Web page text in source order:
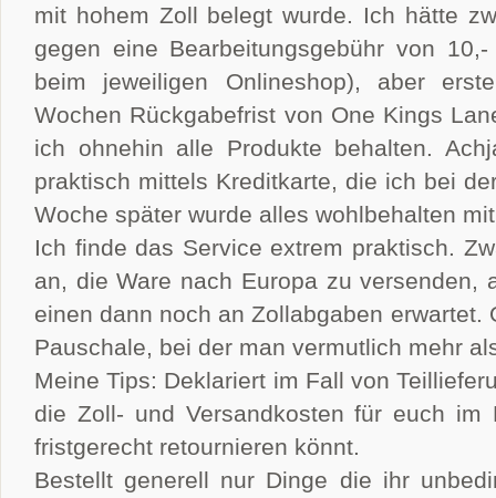
mit hohem Zoll belegt wurde. Ich hätte
gegen eine Bearbeitungsgebühr von
beim jeweiligen Onlineshop), aber
Wochen Rückgabefrist von One Kings
ich ohnehin alle Produkte behalten.
praktisch mittels Kreditkarte, die ich bei
Woche später wurde alles wohlbehalten
Ich finde das Service extrem praktisch.
an, die Ware nach Europa zu
einen dann noch an Zollabgaben
Pauschale, bei der man vermutlich mehr
Meine Tips: Deklariert im Fall von
die Zoll- und Versandkosten für euch
fristgerecht retournieren könnt.
Bestellt generell nur Dinge die ihr